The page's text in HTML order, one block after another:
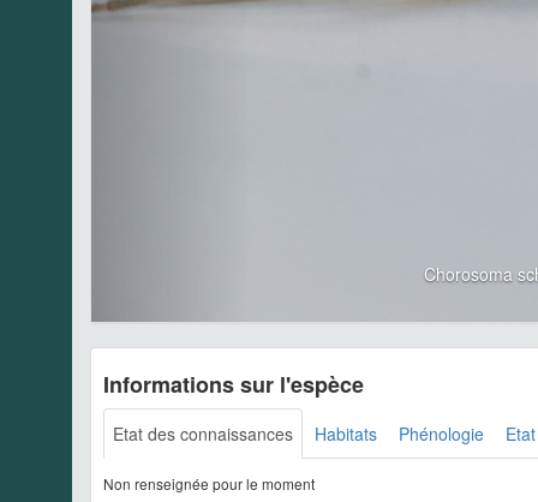
Chorosoma
Informations sur l'espèce
Etat des connaissances Habitats Phénologie
Non renseignée pour le moment